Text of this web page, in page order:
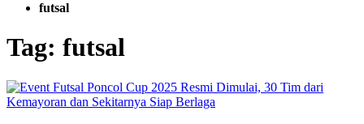
futsal
Tag: futsal